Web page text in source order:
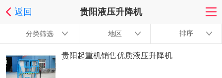
返回 贵阳液压升降机
分类筛选 地区 排序
贵阳起重机销售优质液压升降机